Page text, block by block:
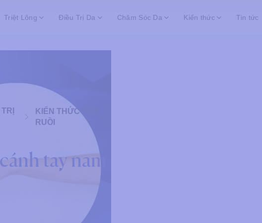
Triệt Lông Điều Trị Da Chăm Sóc Da Kiến thức Tin tức
KIẾN THỨC NỐT
RUỒI
tay nam